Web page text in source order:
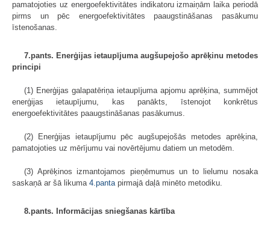
pamatojoties uz energoefektivitātes indikatoru izmaiņām laika periodā
pirms un pēc energoefektivitātes paaugstināšanas pasākumu
īstenošanas.
7.pants. Enerģijas ietaupījuma augšupejošo aprēķinu metodes
principi
(1) Enerģijas galapatēriņa ietaupījuma apjomu aprēķina, summējot
enerģijas ietaupījumu, kas panākts, īstenojot konkrētus
energoefektivitātes paaugstināšanas pasākumus.
(2) Enerģijas ietaupījumu pēc augšupejošās metodes aprēķina,
pamatojoties uz mērījumu vai novērtējumu datiem un metodēm.
(3) Aprēķinos izmantojamos pieņēmumus un to lielumu nosaka
saskaņā ar šā likuma 4.pantapirmajā daļā minēto metodiku.
8.pants. Informācijas sniegšanas kārtība